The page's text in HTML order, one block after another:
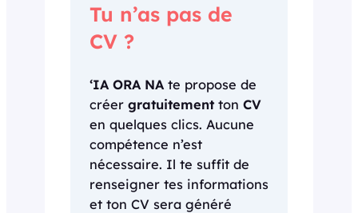
Tu n’as pas de
CV ?
‘IA ORA NA te propose de
créer gratuitementton CV
en quelques clics. Aucune
compétence n’est
nécessaire. Il te suffit de
renseigner tes informations
et ton CV sera généré